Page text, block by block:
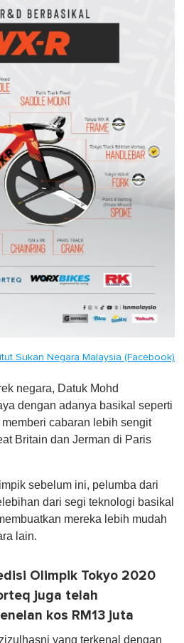
Sukan Negara Malaysia (Facebook)
negara, Datuk Mohd
dengan adanya basikal seperti
cabaran lebih sengit
Britain dan Jerman di Paris
sebelum ini, pelumba dari
dari segi teknologi basikal
mereka lebih mudah
lain.
Olimpik Tokyo 2020
juga telah
kos RM13 juta
yang terkenal dengan